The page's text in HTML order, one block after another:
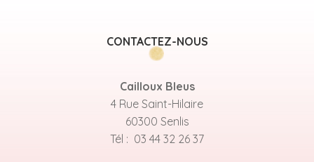
CONTACTEZ-NOUS
Cailloux Bleus
4 Rue Saint-Hilaire
60300 Senlis
Tél : 03 44 32 26 37